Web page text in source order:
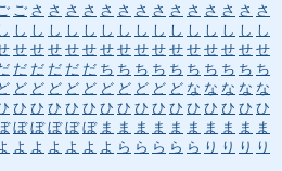
ご ご さ さ さ さ さ さ さ さ さ さ さ さ さ さ
し し し し し し し し し し し し し し し
せ せ せ せ せ せ せ せ せ せ せ せ せ せ せ
だ だ だ だ だ ち ち ち ち ち ち ち ち ち ち
ど ど ど ど ど ど ど ど ど ど な な な な な
ひ ひ ひ ひ ひ ひ ひ ひ ひ ひ ひ ひ ひ ひ ひ
ぼ ぼ ぼ ぼ ぼ ま ま ま ま ま ま ま ま ま ま
よ よ よ よ よ よ ら ら ら ら ら り り り り